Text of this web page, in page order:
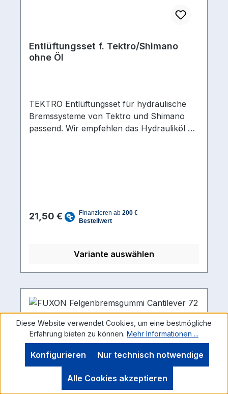
Entlüftungsset f. Tektro/Shimano
ohne Öl
TEKTRO Entlüftungsset für hydraulische
Bremssysteme von Tektro und Shimano
passend. Wir empfehlen das Hydrauliköl mit
21,50 €
Variante auswählen
Diese Website verwendet Cookies, um eine bestmögliche
Erfahrung bieten zu können. Mehr Informationen ...
Nur technisch notwendige
Konfigurieren
Alle Cookies akzeptieren